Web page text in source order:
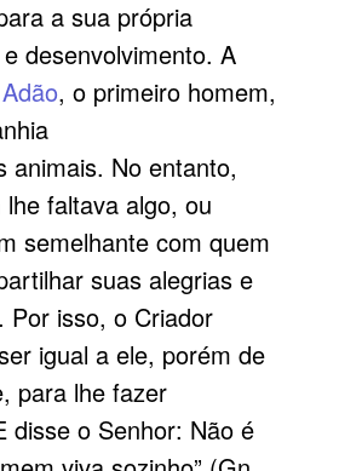
a sua própria
desenvolvimento. A
Adão, o primeiro homem,
animais. No entanto,
faltava algo, ou
semelhante com quem
suas alegrias e
Por isso, o Criador
igual a ele, porém de
para lhe fazer
disse o Senhor: Não é